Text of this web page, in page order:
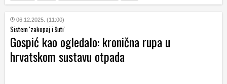
06.12.2025. (11:00)
Sistem 'zakopaj i šuti'
Gospić kao ogledalo: kronična rupa u
hrvatskom sustavu otpada